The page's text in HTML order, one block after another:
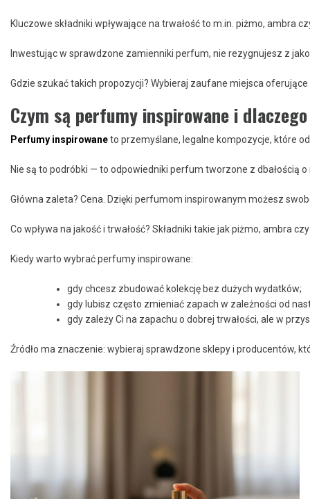
Kluczowe składniki wpływające na trwałość to m.in. piżmo, ambra
Inwestując w sprawdzone zamienniki perfum, nie rezygnujesz z
Gdzie szukać takich propozycji? Wybieraj zaufane miejsca
Czym są perfumy inspirowane i
Perfumy inspirowaneto przemyślane, legalne kompozycje, które
Nie są to podróbki — to odpowiedniki perfum tworzone z dbałością
Główna zaleta? Cena. Dzięki perfumom inspirowanym możesz
Co wpływa na jakość i trwałość? Składniki takie jak piżmo, ambra
Kiedy warto wybrać perfumy inspirowane:
gdy chcesz zbudować kolekcję bez dużych wydatków;
gdy lubisz często zmieniać zapach w zależności od
gdy zależy Ci na zapachu o dobrej trwałości, ale w
Źródło ma znaczenie: wybieraj sprawdzone sklepy i producentów,